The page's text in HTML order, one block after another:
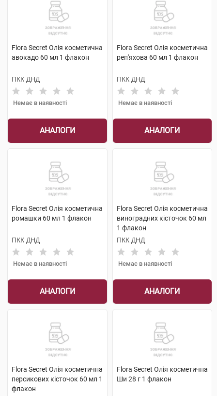
Flora Secret Олія косметична
авокадо 60 мл 1 флакон
ПКК ДНД
Немає в наявності
АНАЛОГИ
Flora Secret Олія косметична
реп'яхова 60 мл 1 флакон
ПКК ДНД
Немає в наявності
АНАЛОГИ
Flora Secret Олія косметична
ромашки 60 мл 1 флакон
ПКК ДНД
Немає в наявності
АНАЛОГИ
Flora Secret Олія косметична
виноградних кісточок 60 мл
1 флакон
ПКК ДНД
Немає в наявності
АНАЛОГИ
Flora Secret Олія косметична
персикових кісточок 60 мл 1
флакон
Flora Secret Олія косметична
Ши 28 г 1 флакон